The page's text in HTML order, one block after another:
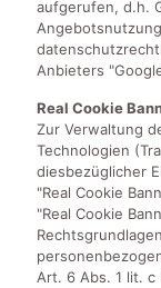
aufgerufen, d.h.
Anbieters
Real Cookie
Zur Verwaltung
Technologien
diesbezüglicher
"Real Cookie
"Real Cookie
Art. 6 Abs. 1 lit. c